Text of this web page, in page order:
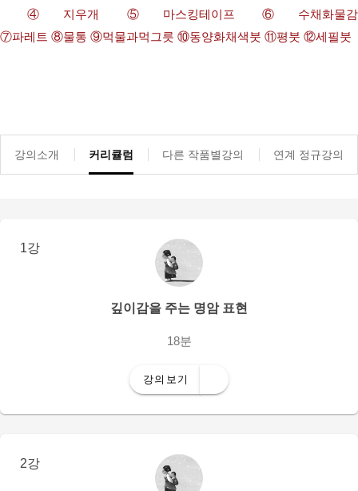
④지우개 ⑤마스킹테이프 ⑥수채화물감
⑦파레트 ⑧물통 ⑨먹물과먹그릇 ⑩​동양화채색붓 ⑪평붓 ⑫세필붓
강의소개 커리큘럼 다른 작품별강의 연계 정규강의
1강
깊이감을 주는 명암 표현
18분
강의보기
2강